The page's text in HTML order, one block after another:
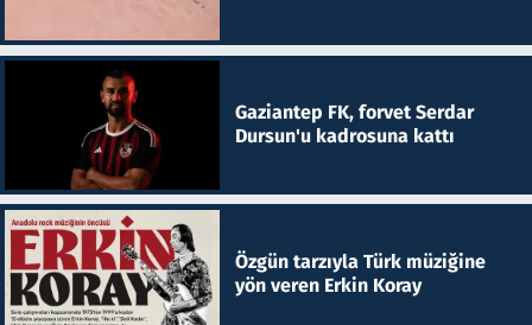
Gaziantep FK, forvet Serdar
Dursun'u kadrosuna kattı
Özgün tarzıyla Türk müziğine
yön veren Erkin Koray